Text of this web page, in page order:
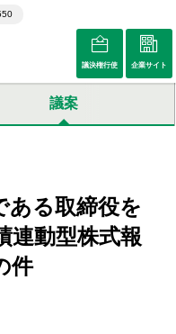
議決権行使 企業サイト
議案
ある取締役を
連動型株式報
件